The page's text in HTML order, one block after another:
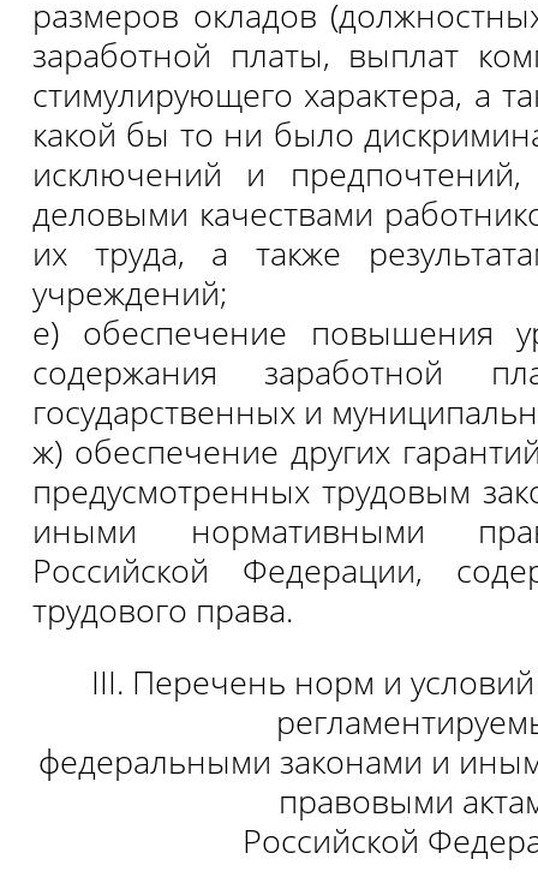
размеров окладов
заработной платы, выплат
стимулирующего характера, а
какой бы то ни было
исключений и
деловыми качествами
их труда, а также
учреждений;
е) обеспечение повышения
содержания заработной
государственных и
ж) обеспечение других
предусмотренных трудовым
иными нормативными
Российской Федерации,
трудового права.
III. Перечень норм и
федеральными законами и
правовыми
Российской